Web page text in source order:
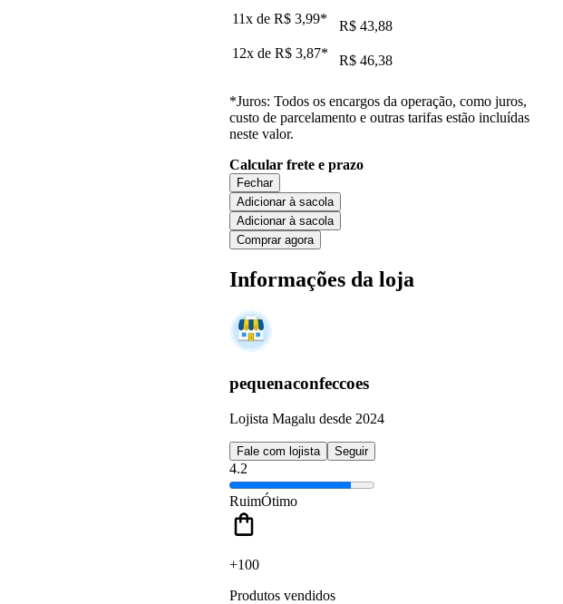
11x de R$ 3,99*
R$ 43,88
12x de R$ 3,87* R$ 46,38
*Juros: Todos os encargos da operação, como juros,
custo de parcelamento e outras tarifas estão incluídas
neste valor.
Calcular frete e prazo
Fechar
Adicionar à sacola
Adicionar à sacola
Comprar agora
Informações da loja
pequenaconfeccoes
Lojista Magalu desde 2024
Fale com lojista Seguir
4.2
RuimÓtimo
+100
Produtos vendidos